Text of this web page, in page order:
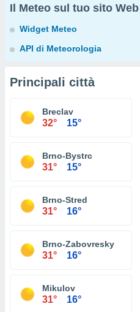
Il Meteo sul tuo sito Web
Widget Meteo
API di Meteorologia
Principali città
Breclav
32° 15°
Brno-Bystrc
31° 15°
Brno-Stred
31° 16°
Brno-Zabovresky
31° 16°
Mikulov
31° 16°